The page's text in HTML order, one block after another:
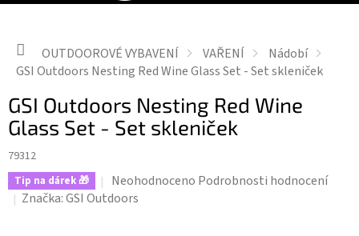
Domů
OUTDOOROVÉ VYBAVENÍ VAŘENÍ
Nádobí
GSI Outdoors Nesting Red Wine Glass Set - Set skleniček
GSI Outdoors Nesting Red Wine
Glass Set - Set skleniček
79312
Tip na dárek 🎁
Průměrné
hodnocení
Neohodnoceno Podrobnosti hodnocení
Značka:GSI Outdoors